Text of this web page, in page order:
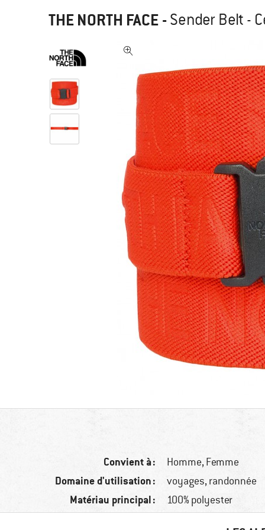
THE NORTH FACE -Sender Belt -
Convient à : Homme, Femme
Domaine d'utilisation : voyages, randonnée
Matériau principal : 100% polyester